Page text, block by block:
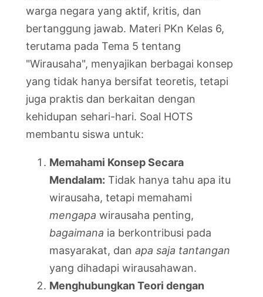
warga negara yang aktif, kritis, dan
bertanggung jawab. Materi PKn Kelas 6,
terutama pada Tema 5 tentang
"Wirausaha", menyajikan berbagai konsep
yang tidak hanya bersifat teoretis, tetapi
juga praktis dan berkaitan dengan
kehidupan sehari-hari. Soal HOTS
membantu siswa untuk:
Memahami Konsep Secara
Mendalam: Tidak hanya tahu apa itu
wirausaha, tetapi memahami
mengapa wirausaha penting,
bagaimana ia berkontribusi pada
masyarakat, dan apa saja tantangan
yang dihadapi wirausahawan.
Menghubungkan Teori dengan